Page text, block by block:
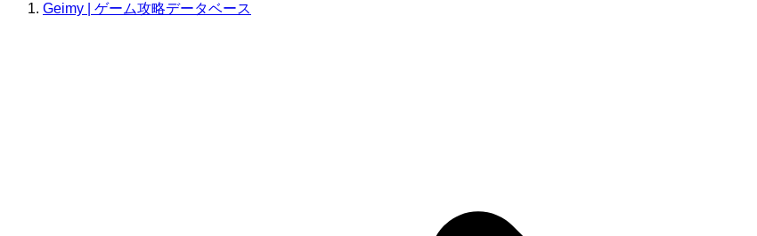
Geimy | ゲーム攻略データベース